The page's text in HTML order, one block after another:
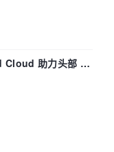
Cloud 助力头部 AI